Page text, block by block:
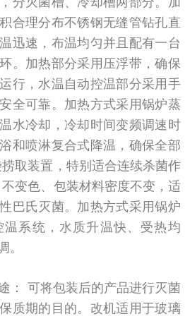
合理分布不锈钢无缝管钻孔直
迅速，布温均匀并且配有一台
。加热部分采用压浮带，确保
行，水温自动控温部分采用手
全可靠。加热方式采用锅炉蒸
水冷却，冷却时间变频调速时
和喷淋复合式降温，确保全部
取装置，特别适合连续杀菌作
变色、包装材料密度不变，适
巴氏灭菌。加热方式采用锅炉
系统，水质升温快、受热均
。
： 可将包装后的产品进行灭菌
质期的目的。改机适用于玻璃